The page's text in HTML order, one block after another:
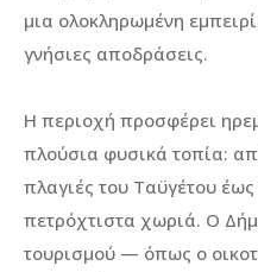
μια ολοκληρωμένη
γνήσιες αποδράσεις.
Η περιοχή προσφέρει
πλούσια φυσικά τοπία:
πλαγιές του Ταϋγέτου
πετρόχτιστα χωριά. Ο
τουρισμού — όπως ο